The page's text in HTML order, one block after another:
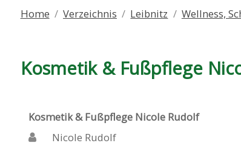
Home Verzeichnis Leibnitz Wellness,
Kosmetik & Fußpflege
Kosmetik & Fußpflege Nicole Rudolf
Nicole Rudolf